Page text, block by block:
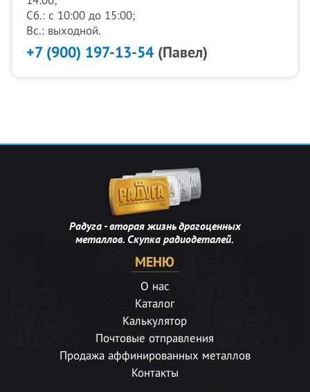
Сб.: с 10:00 до 15:00;
Вс.: выходной.
+7 (900) 197-13-54(Павел)
Радуга - вторая жизнь драгоценных
металлов. Скупка радиодеталей.
МЕНЮ
О нас
Каталог
Калькулятор
Почтовые отправления
Продажа аффинированных металлов
Контакты